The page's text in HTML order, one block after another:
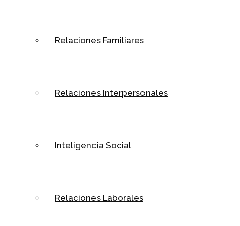
Relaciones Familiares
Relaciones Interpersonales
Inteligencia Social
Relaciones Laborales